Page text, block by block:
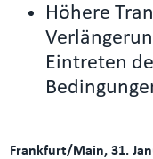
Höhere
Eintreten
Frankfurt/Main, 31.